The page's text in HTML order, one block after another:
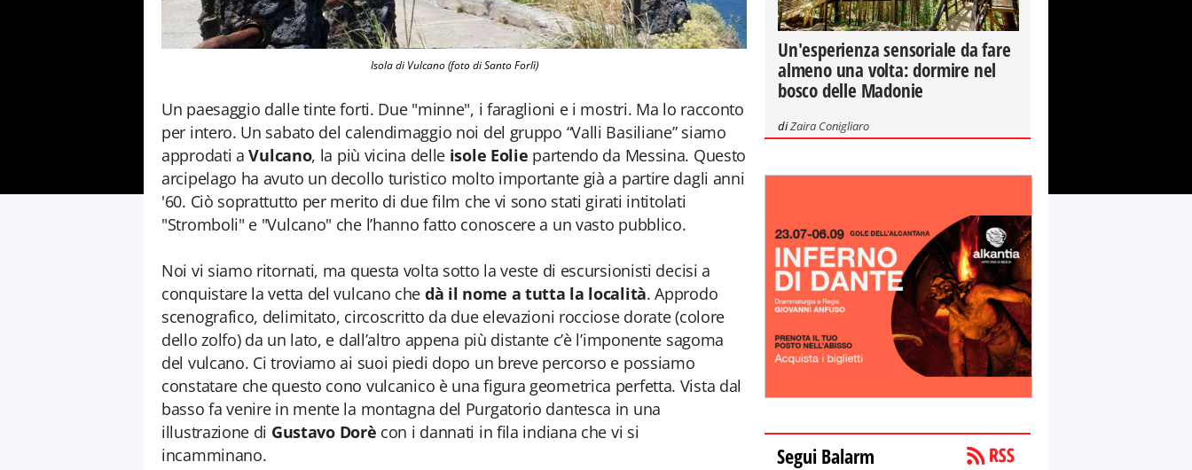
Isola di Vulcano (foto di Santo Forlì)
Un paesaggio dalle tinte forti. Due "minne", i faraglioni e i mostri. Ma lo racconto
per intero. Un sabato del calendimaggio noi del gruppo “Valli Basiliane” siamo
approdati aVulcano, la più vicina delle isole Eolie partendo da Messina. Questo
arcipelago ha avuto un decollo turistico molto importante già a partire dagli anni
'60. Ciò soprattutto per merito di due film che vi sono stati girati intitolati
"Stromboli" e "Vulcano" che l’hanno fatto conoscere a un vasto pubblico.
Noi vi siamo ritornati, ma questa volta sotto la veste di escursionisti decisi a
conquistare la vetta del vulcano che dà il nome a tutta la località. Approdo
scenografico, delimitato, circoscritto da due elevazioni rocciose dorate (colore
dello zolfo) da un lato, e dall’altro appena più distante c’è l’imponente sagoma
del vulcano. Ci troviamo ai suoi piedi dopo un breve percorso e possiamo
constatare che questo cono vulcanico è una figura geometrica perfetta. Vista dal
basso fa venire in mente la montagna del Purgatorio dantesca in una
illustrazione di Gustavo Dorè con i dannati in fila indiana che vi si
incamminano.
Un'esperienza sensoriale da fare
almeno una volta: dormire nel
bosco delle Madonie
diZaira Conigliaro
Segui Balarm